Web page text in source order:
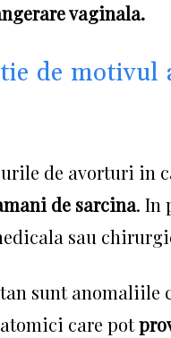
vaginala.
de motivul
de avorturi in
de sarcina. In
sau
sunt anomaliile
care pot